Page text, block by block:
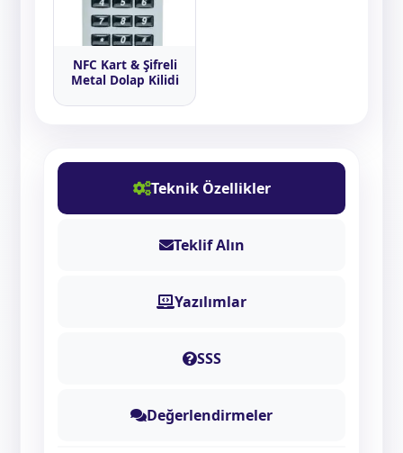
Teknik Özellikler
Teklif Alın
Yazılımlar
SSS
Değerlendirmeler
NFC Kart & Şifreli
Metal Dolap Kilidi